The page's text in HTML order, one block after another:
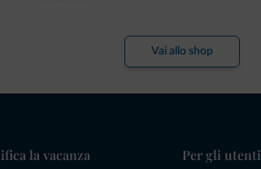
Vai allo shop
la vacanza Per gli utenti